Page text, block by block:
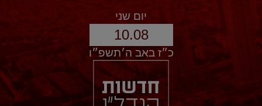
יום שני
10.08
כ״ז באב ה׳תשפ״ו